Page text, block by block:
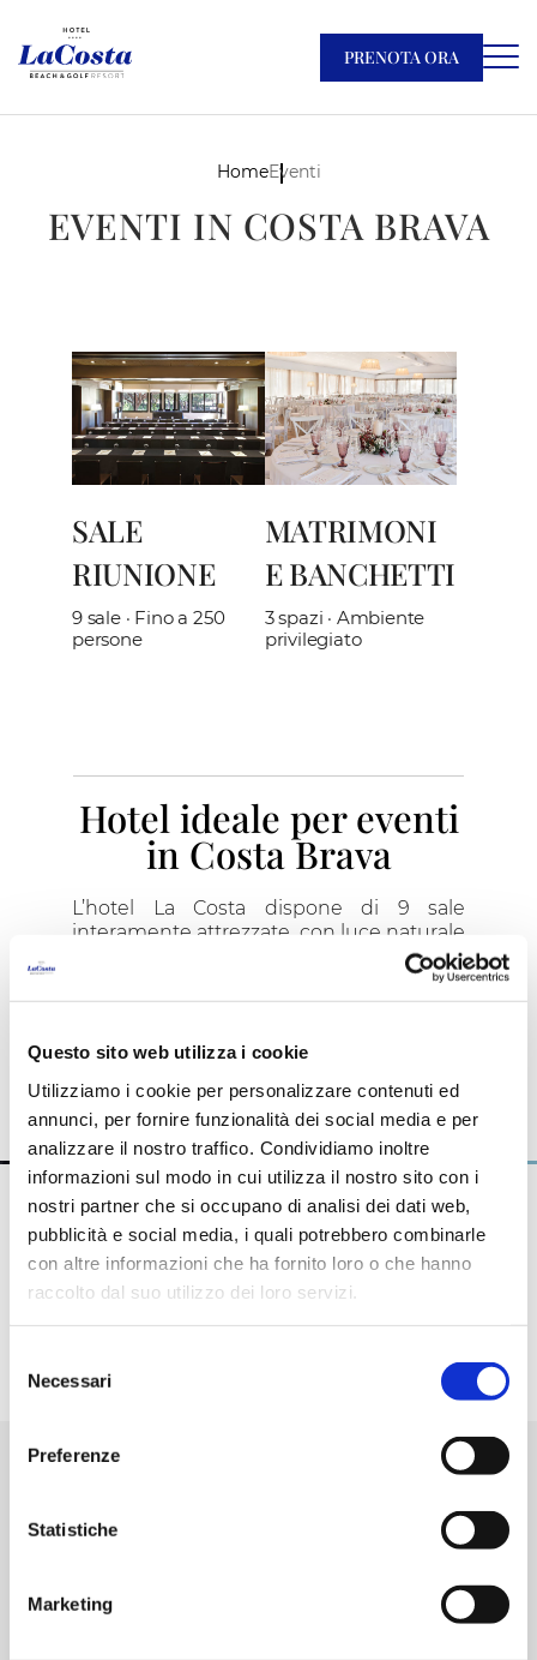
Questo sito web utilizza i cookie
Utilizziamo i cookie per personalizzare contenuti ed
annunci, per fornire funzionalità dei social media e per
analizzare il nostro traffico. Condividiamo inoltre
informazioni sul modo in cui utilizza il nostro sito con i
nostri partner che si occupano di analisi dei dati web,
pubblicità e social media, i quali potrebbero combinarle
con altre informazioni che ha fornito loro o che hanno
raccolto dal suo utilizzo dei loro servizi.
delNecessari
Preferenze
Statistiche
Marketing
PRENOTA ORA
HomeEventi
EVENTI IN COSTA BRAVA
SALE
RIUNIONE
9 sale · Fino a 250
persone
MATRIMONI
E BANCHETTI
3 spazi · Ambiente
privilegiato
Hotel ideale per eventi
in Costa Brava
L’hotel La Costa dispone di 9 sale
interamente attrezzate, con luce naturale
e capienza fino a 250 persone. Lo
stabilimento dispone inoltre di 3 grandi
spazi completamente privilegiati ideali
Resort è un luogo meraviglioso dove
eventi o riunioni in un ambiente
privilegiato. Informati e richiedi
informazioni senza alcun impegno.
SPECIAL OFFER